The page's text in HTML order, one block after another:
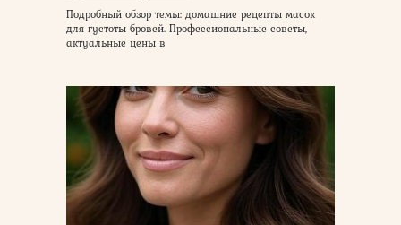
Подробный обзор темы: домашние рецепты масок
для густоты бровей. Профессиональные советы,
актуальные цены в